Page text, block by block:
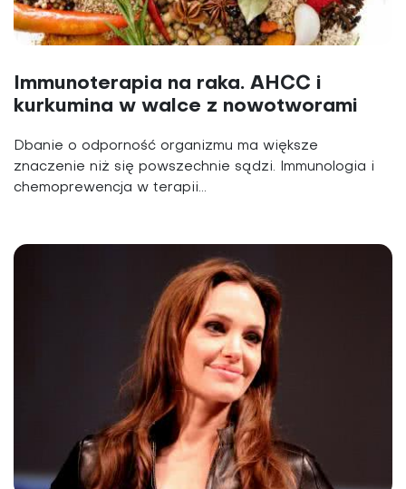
Immunoterapia na raka. AHCC i
kurkumina w walce z nowotworami
Dbanie o odporność organizmu ma większe
znaczenie niż się powszechnie sądzi. Immunologia i
chemoprewencja w terapii...